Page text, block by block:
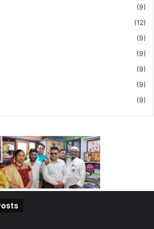
(9)
(12)
(9)
(9)
(9)
(9)
(9)